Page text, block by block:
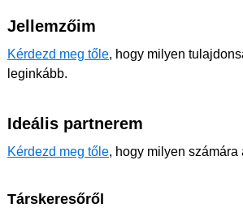
Jellemzőim
Kérdezd meg tőle, hogy milyen
leginkább.
Ideális partnerem
Kérdezd meg tőle, hogy milyen számára
Társkeresőről